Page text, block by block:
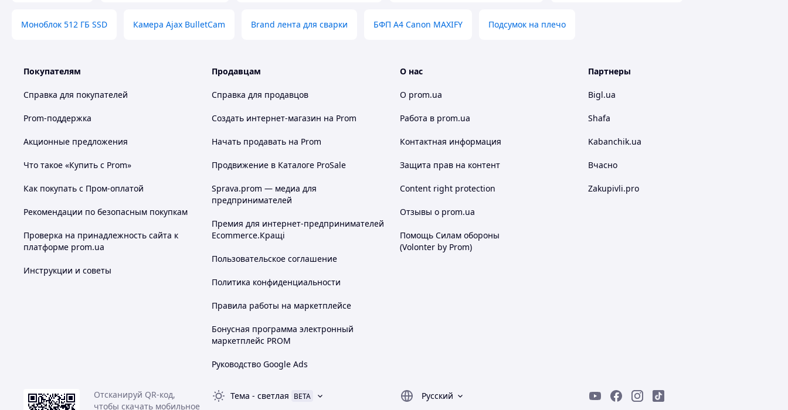
Моноблок 512 ГБ SSD Камера Ajax BulletCam Brand лента для сварки БФП А4 Canon MAXIFY Подсумок на плечо
Покупателям
Справка для покупателей
Prom-поддержка
Акционные предложения
Что такое «Купить с Prom»
Как покупать с Пром-оплатой
Рекомендации по безопасным покупкам
Проверка на принадлежность сайта к
платформе prom.ua
Инструкции и советы
Продавцам
Справка для продавцов
Создать интернет-магазин на Prom
Начать продавать на Prom
Продвижение в Каталоге ProSale
Sprava.prom — медиа для
предпринимателей
Премия для интернет-предпринимателей
Ecommerce.Кращі
Пользовательское соглашение
Политика конфиденциальности
Правила работы на маркетплейсе
Бонусная программа электронный
маркетплейс PROM
Руководство Google Ads
О нас
О prom.ua
Работа в prom.ua
Контактная информация
Защита прав на контент
Content right protection
Отзывы о prom.ua
Помощь Силам обороны
(Volonter by Prom)
Партнеры
Bigl.ua
Shafa
Kabanchik.ua
Вчасно
Zakupivli.pro
Отсканируй QR-код,
чтобы скачать мобильное
Тема - светлая BETA Русский